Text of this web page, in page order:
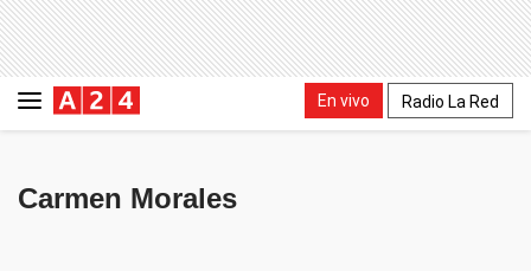
En vivo Radio La Red
Carmen Morales